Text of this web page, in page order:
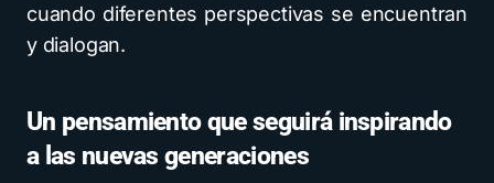
cuando diferentes perspectivas se encuentran
y dialogan.
Un pensamiento que seguirá inspirando
a las nuevas generaciones